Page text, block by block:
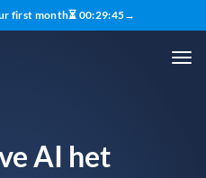
first month⏳ 00:29:44→
AI het